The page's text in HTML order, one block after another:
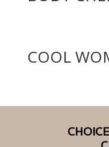
COOL